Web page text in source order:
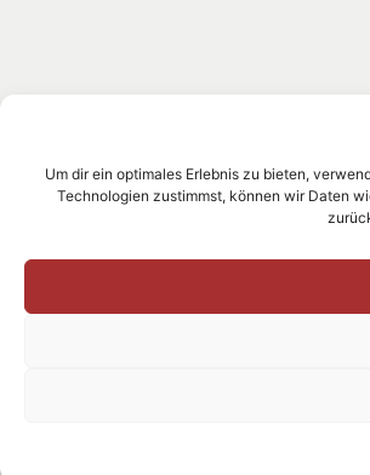
Um dir ein optimales Erlebnis zu bieten,
Technologien zustimmst, können wir Daten